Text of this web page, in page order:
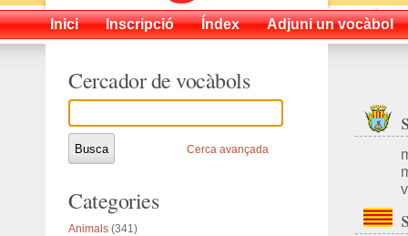
Inici Inscripció Índex Adjuni un vocàbol
Cercador de vocàbols
Cerca avançada
Categories
Animals (341)